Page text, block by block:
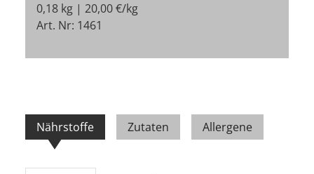
0,18 kg | 20,00 €/kg
Art. Nr: 1461
Nährstoffe Zutaten Allergene